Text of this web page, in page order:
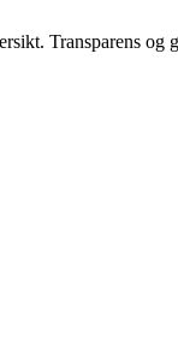
Transparens og